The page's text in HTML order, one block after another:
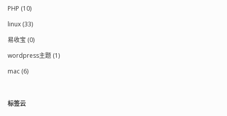
PHP (10)
linux (33)
易收宝 (0)
wordpress主题 (1)
mac (6)
标签云